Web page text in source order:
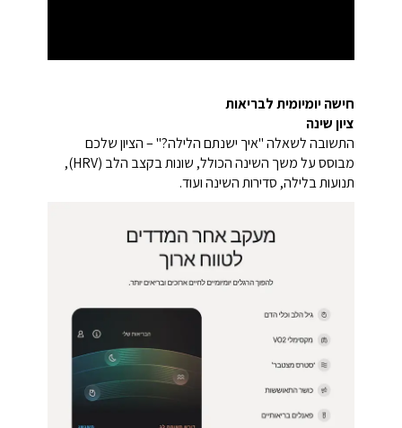
חישה יומיומית לבריאות
ציון שינה
התשובה לשאלה "איך ישנתם הלילה?" – הציון שלכם
מבוסס על משך השינה הכולל, שונות בקצב הלב (HRV),
תנועות בלילה, סדירות השינה ועוד.